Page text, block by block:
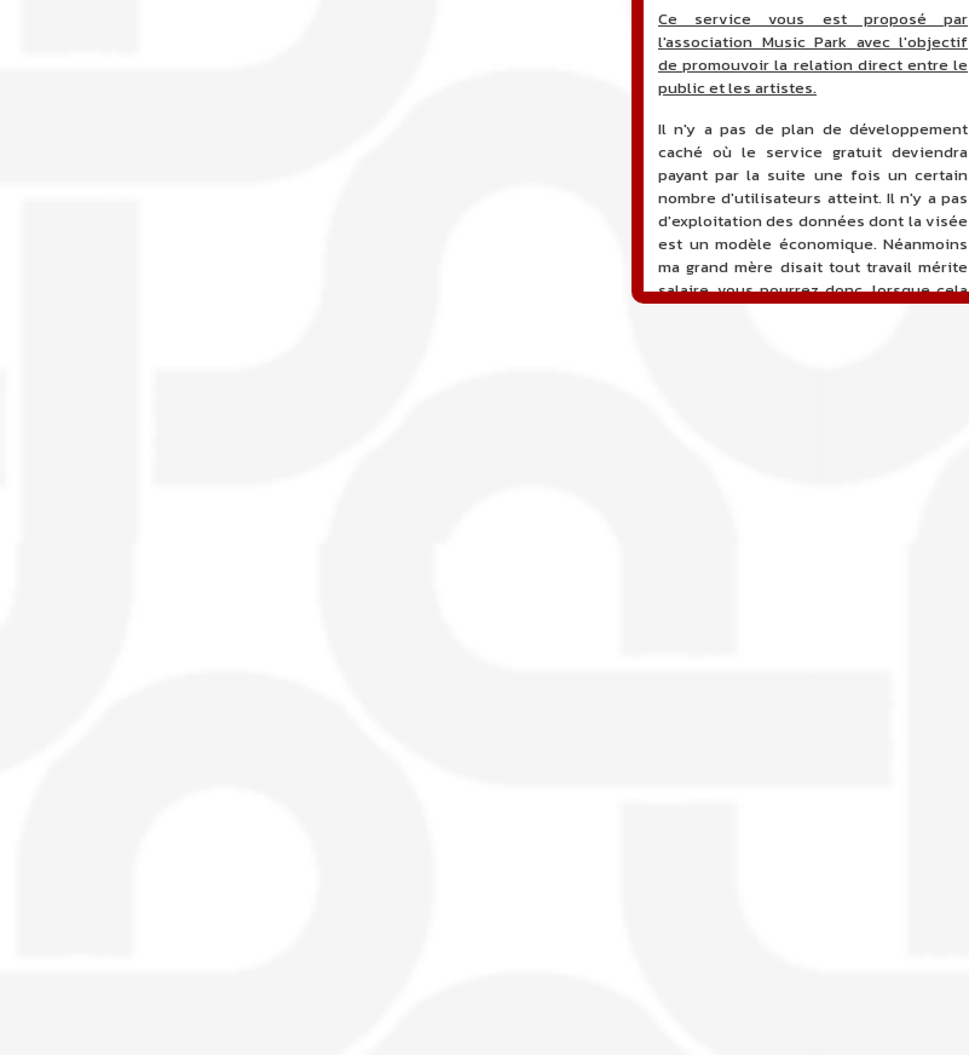
Ce service vous est proposé par
l'association Music Park avec l'objectif
de promouvoir la relation direct entre le
public et les artistes.
Il n'y a pas de plan de développement
caché où le service gratuit deviendra
payant par la suite une fois un certain
nombre d'utilisateurs atteint. Il n'y a pas
d'exploitation des données dont la visée
est un modèle économique. Néanmoins
ma grand mère disait tout travail mérite
salaire, vous pourrez donc, lorsque cela